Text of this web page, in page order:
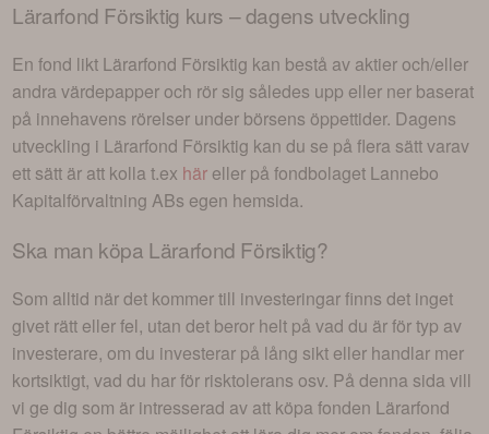
Lärarfond Försiktig kurs – dagens utveckling
En fond likt Lärarfond Försiktig kan bestå av aktier och/eller
andra värdepapper och rör sig således upp eller ner baserat
på innehavens rörelser under börsens öppettider. Dagens
utveckling i Lärarfond Försiktig kan du se på flera sätt varav
ett sätt är att kolla t.ex här eller på fondbolaget Lannebo
Kapitalförvaltning ABs egen hemsida.
Ska man köpa Lärarfond Försiktig?
Som alltid när det kommer till investeringar finns det inget
givet rätt eller fel, utan det beror helt på vad du är för typ av
investerare, om du investerar på lång sikt eller handlar mer
kortsiktigt, vad du har för risktolerans osv. På denna sida vill
vi ge dig som är intresserad av att köpa fonden Lärarfond